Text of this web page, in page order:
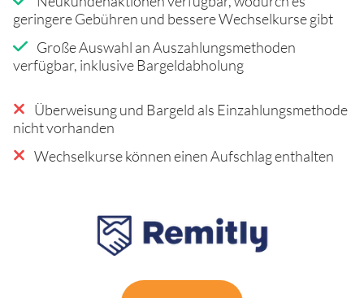
geringere Gebühren und bessere Wechselkurse gibt
Große Auswahl an Auszahlungsmethoden
verfügbar, inklusive Bargeldabholung
Überweisung und Bargeld als Einzahlungsmethode
nicht vorhanden
Wechselkurse können einen Aufschlag enthalten